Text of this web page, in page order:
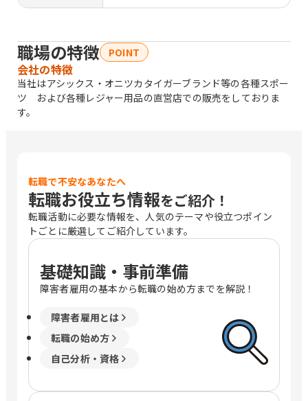
職場の特徴 POINT
会社の特徴
当社はアシックス・オニツカタイガーブランド等の各種スポー
ツ および各種レジャー用品の直営店での販売をしておりま
す。
転職で不安なあなたへ
転職お役立ち情報をご紹介！
転職活動に必要な情報を、人気のテーマや役立つポイン
トごとに厳選してご紹介しています。
基礎知識・事前準備
障害者雇用の基本から転職の始め方までを解説！
障害者雇用とは
転職の始め方
自己分析・資格